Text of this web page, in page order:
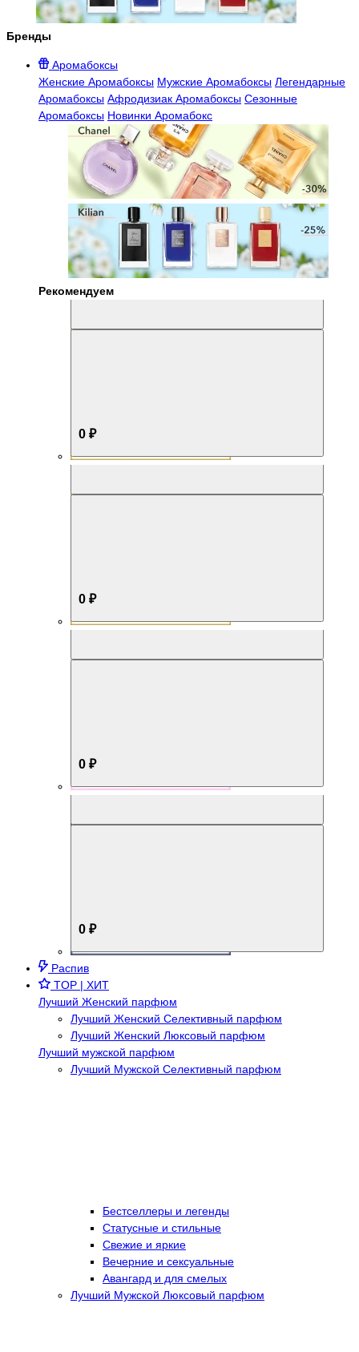
Бренды
Аромабоксы
Женские Аромабоксы Мужские Аромабоксы Легендарные
Аромабоксы Афродизиак Аромабоксы Сезонные
Аромабоксы Новинки Аромабокс
Рекомендуем
0 ₽
0 ₽
0 ₽
0 ₽
Распив
TOP | ХИТ
Лучший Женский парфюм
Лучший Женский Селективный парфюм
Лучший Женский Люксовый парфюм
Лучший мужской парфюм
Лучший Мужской Селективный парфюм
Бестселлеры и легенды
Статусные и стильные
Свежие и яркие
Вечерние и сексуальные
Авангард и для смелых
Лучший Мужской Люксовый парфюм